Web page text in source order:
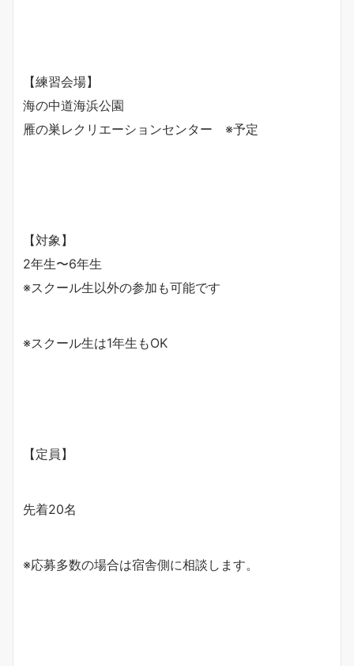
【練習会場】
海の中道海浜公園
雁の巣レクリエーションセンター ※予定
【対象】
2年生〜6年生
※スクール生以外の参加も可能です
※スクール生は1年生もOK
【定員】
先着20名
※応募多数の場合は宿舎側に相談します。